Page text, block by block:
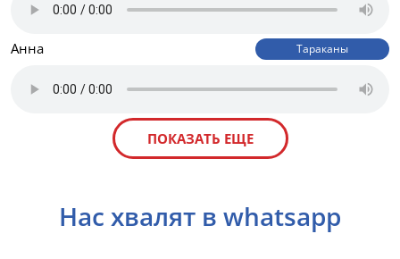
Анна Тараканы
ПОКАЗАТЬ ЕЩЕ
Нас хвалят в whatsapp